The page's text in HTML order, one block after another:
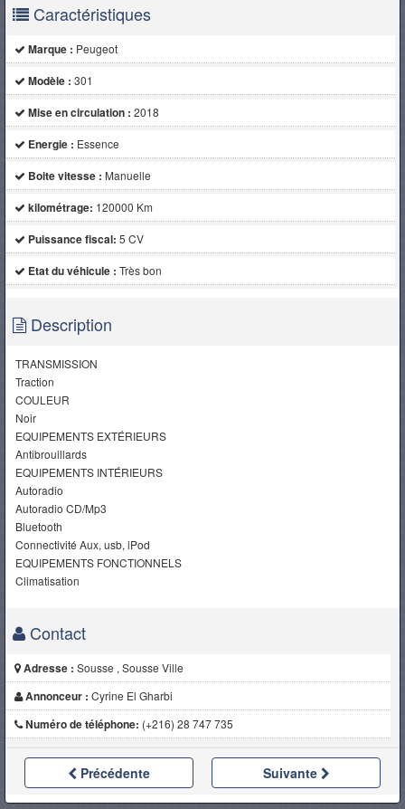
Caractéristiques
Marque : Peugeot
Modèle : 301
Mise en circulation : 2018
Energie : Essence
Boite vitesse : Manuelle
kilométrage: 120000 Km
Puissance fiscal: 5 CV
Etat du véhicule : Très bon
Description
TRANSMISSION
Traction
COULEUR
Noir
EQUIPEMENTS EXTÉRIEURS
Antibrouillards
EQUIPEMENTS INTÉRIEURS
Autoradio
Autoradio CD/Mp3
Bluetooth
Connectivité Aux, usb, iPod
EQUIPEMENTS FONCTIONNELS
Climatisation
Contact
Adresse : Sousse , Sousse Ville
Annonceur : Cyrine El Gharbi
Numéro de téléphone: (+216) 28 747 735
Précédente Suivante